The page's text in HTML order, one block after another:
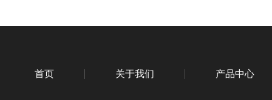
首页 关于我们 产品中心